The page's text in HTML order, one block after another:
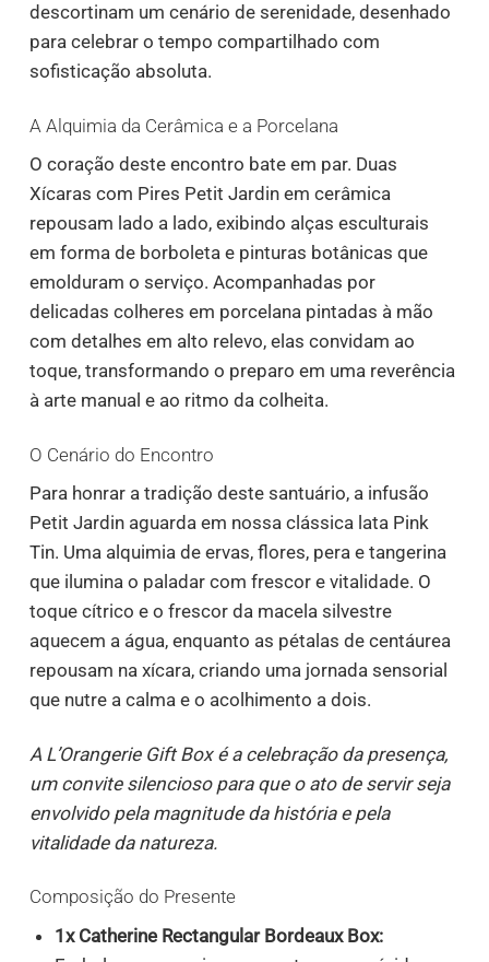
descortinam um cenário de serenidade, desenhado
para celebrar o tempo compartilhado com
sofisticação absoluta.
A Alquimia da Cerâmica e a Porcelana
O coração deste encontro bate em par. Duas
Xícaras com Pires Petit Jardin em cerâmica
repousam lado a lado, exibindo alças esculturais
em forma de borboleta e pinturas botânicas que
emolduram o serviço. Acompanhadas por
delicadas colheres em porcelana pintadas à mão
com detalhes em alto relevo, elas convidam ao
toque, transformando o preparo em uma reverência
à arte manual e ao ritmo da colheita.
O Cenário do Encontro
Para honrar a tradição deste santuário, a infusão
Petit Jardin aguarda em nossa clássica lata Pink
Tin. Uma alquimia de ervas, flores, pera e tangerina
que ilumina o paladar com frescor e vitalidade. O
toque cítrico e o frescor da macela silvestre
aquecem a água, enquanto as pétalas de centáurea
repousam na xícara, criando uma jornada sensorial
que nutre a calma e o acolhimento a dois.
A L’Orangerie Gift Box é a celebração da presença,
um convite silencioso para que o ato de servir seja
envolvido pela magnitude da história e pela
vitalidade da natureza.
Composição do Presente
1x Catherine Rectangular Bordeaux Box: